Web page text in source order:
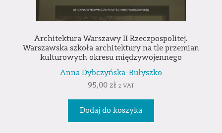
Architektura Warszawy II Rzeczpospolitej.
Warszawska szkoła architektury na tle przemian
kulturowych okresu międzywojennego
Anna Dybczyńska-Bułyszko
95,00 zł z VAT
Dodaj do koszyka